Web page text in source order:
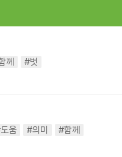
께 #벗
움 #의미
#함께